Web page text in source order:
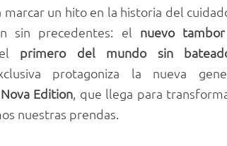
marcar un hito en la historia del
sin precedentes: el nuevo
primero del mundo sin
protagoniza la nueva
Edition, que llega para
nuestras prendas.